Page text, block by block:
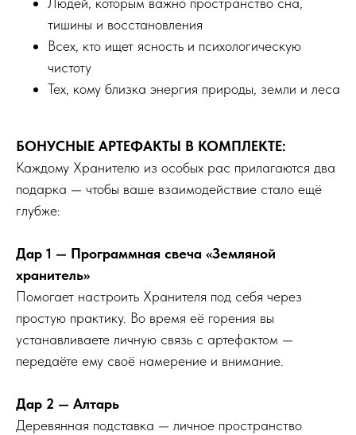
тишины и восстановления
Всех, кто ищет ясность и психологическую
чистоту
Тех, кому близка энергия природы, земли и леса
БОНУСНЫЕ АРТЕФАКТЫ В КОМПЛЕКТЕ:
Каждому Хранителю из особых рас прилагаются два
подарка — чтобы ваше взаимодействие стало ещё
глубже:
Дар 1 — Программная свеча «Земляной
хранитель»
Помогает настроить Хранителя под себя через
простую практику. Во время её горения вы
устанавливаете личную связь с артефактом —
передаёте ему своё намерение и внимание.
Дар 2 — Алтарь
Деревянная подставка — личное пространство